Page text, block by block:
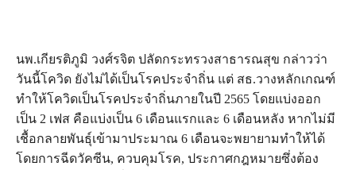
นพ.เกียรติภูมิ วงศ์รจิต ปลัดกระทรวงสาธารณสุข กล่าวว่า
วันนี้โควิด ยังไม่ได้เป็นโรคประจำถิ่น แต่ สธ.วางหลักเกณฑ์
ทำให้โควิดเป็นโรคประจำถิ่นภายในปี 2565 โดยแบ่งออก
เป็น 2 เฟส คือแบ่งเป็น 6 เดือนแรกและ 6 เดือนหลัง หากไม่มี
เชื้อกลายพันธุ์เข้ามาประมาณ 6 เดือนจะพยายามทำให้ได้
โดยการฉีดวัคซีน, ควบคุมโรค, ประกาศกฎหมายซึ่งต้อง